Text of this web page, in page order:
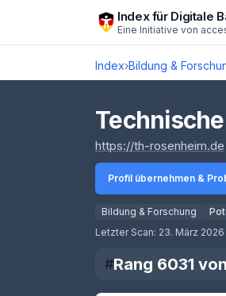
Zum Hauptinhalt springen
Index für Digitale
Eine Initiative von
Index›Bildung &
Score lädt
https://th-rosenheim.de
Profil übernehmen &
Bildung & Forschung
Letzter Scan: 23. März 2026
#Rang 6031 von